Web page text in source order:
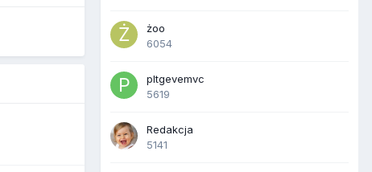
żoo
6054
pltgevemvc
5619
Redakcja
5141